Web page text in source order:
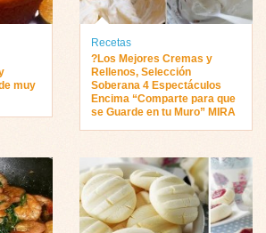
muy
Recetas
?Los Mejores Cremas y
Rellenos, Selección
Soberana 4 Espectáculos
Encima “Comparte para que
se Guarde en tu Muro” MIRA